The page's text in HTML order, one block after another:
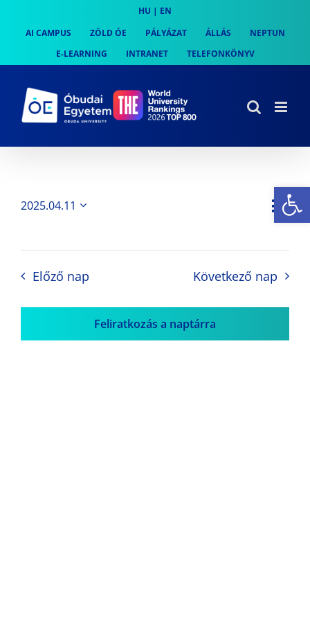
content
HU | EN
AI CAMPUS
ZÖLD ÓE PÁLYÁZAT ÁLLÁS
NEPTUN
E-LEARNING
INTRANET TELEFONKÖNYV
Nap
2025.04.11
Előző nap Következő nap
Feliratkozás a naptárra